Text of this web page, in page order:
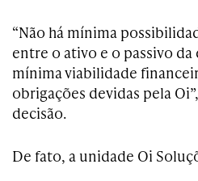
“Não há mínima
entre o ativo e o passivo da
mínima viabilidade
obrigações devidas pela
decisão.
De fato, a unidade Oi